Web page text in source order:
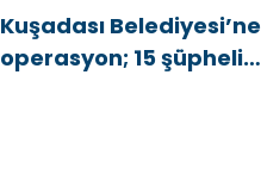
Kuşadası Belediyesi’ne
operasyon; 15 şüpheli